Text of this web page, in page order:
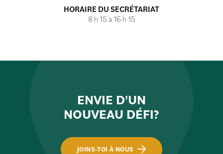
HORAIRE DU SECRÉTARIAT
8 h 15 à 16 h 15
ENVIE D'UN
NOUVEAU DÉFI?
JOINS-TOI À NOUS